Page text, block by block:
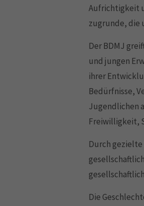
Aufrichtigkeit
zugrunde, die
Der BDMJ
und jungen
ihrer
Bedürfnisse,
Jugendlichen
Freiwilligkeit,
Durch
Die